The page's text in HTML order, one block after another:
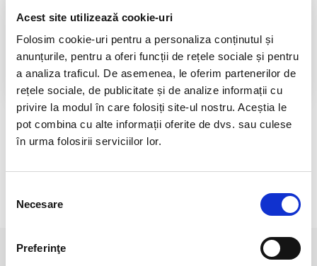
Acest site utilizează cookie-uri
Folosim cookie-uri pentru a personaliza conținutul și
anunțurile, pentru a oferi funcții de rețele sociale și pentru
a analiza traficul. De asemenea, le oferim partenerilor de
rețele sociale, de publicitate și de analize informații cu
privire la modul în care folosiți site-ul nostru. Aceștia le
pot combina cu alte informații oferite de dvs. sau culese
în urma folosirii serviciilor lor.
consimțământului
Necesare
Preferinţe
RETURNARE PRODUSE
in 14 zile si banii inapoi
GARANTIE PRODUSE
pentru toate produsele
DESCRIERE PRODUS
RECENZII CLIENTI